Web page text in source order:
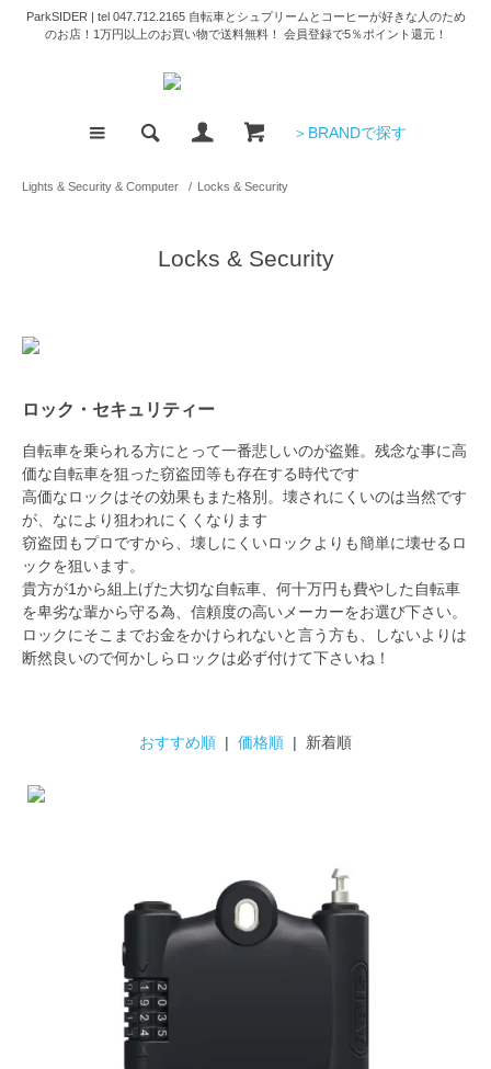
ParkSIDER | tel 047.712.2165 自転車とシュプリームとコーヒーが好きな人のため
のお店！1万円以上のお買い物で送料無料！ 会員登録で5％ポイント還元！
＞BRANDで探す
Lights & Security & Computer / Locks & Security
Locks & Security
ロック・セキュリティー
自転車を乗られる方にとって一番悲しいのが盗難。残念な事に高
価な自転車を狙った窃盗団等も存在する時代です
高価なロックはその効果もまた格別。壊されにくいのは当然です
が、なにより狙われにくくなります
窃盗団もプロですから、壊しにくいロックよりも簡単に壊せるロ
ックを狙います。
貴方が1から組上げた大切な自転車、何十万円も費やした自転車
を卑劣な輩から守る為、信頼度の高いメーカーをお選び下さい。
ロックにそこまでお金をかけられないと言う方も、しないよりは
断然良いので何かしらロックは必ず付けて下さいね！
おすすめ順 | 価格順 | 新着順